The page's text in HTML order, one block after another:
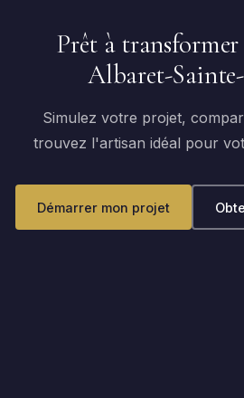
Prêt à transformer
Albaret-
Simulez votre projet,
trouvez l'artisan idéal pour
Démarrer mon projet